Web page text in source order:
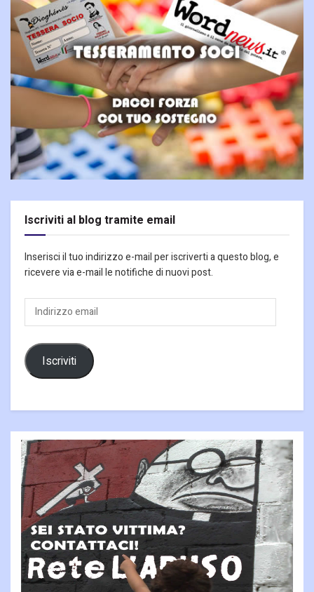
Iscriviti al blog tramite email
Inserisci il tuo indirizzo e-mail per iscriverti a questo blog, e
ricevere via e-mail le notifiche di nuovi post.
Indirizzo
email
Iscriviti